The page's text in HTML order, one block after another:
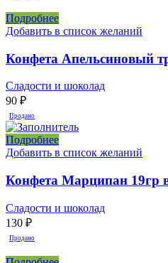
Подробнее
Добавить в список желаний
Конфета Апельсиновый
Сладости и шоколад
90 ₽
Продано
Подробнее
Добавить в список желаний
Конфета Марципан 19гр
Сладости и шоколад
130 ₽
Продано